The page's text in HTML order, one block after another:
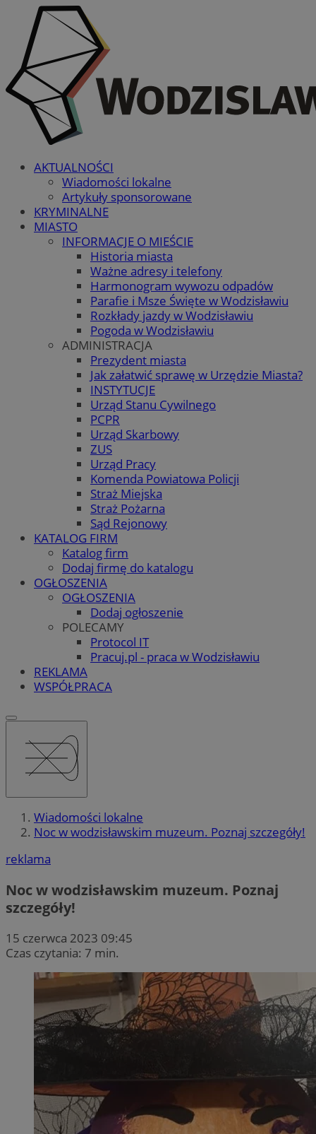
AKTUALNOŚCI
Wiadomości lokalne
Artykuły sponsorowane
KRYMINALNE
MIASTO
INFORMACJE O MIEŚCIE
Historia miasta
Ważne adresy i telefony
Harmonogram wywozu odpadów
Parafie i Msze Święte w Wodzisławiu
Rozkłady jazdy w Wodzisławiu
Pogoda w Wodzisławiu
ADMINISTRACJA
Prezydent miasta
Jak załatwić sprawę w Urzędzie Miasta?
INSTYTUCJE
Urząd Stanu Cywilnego
PCPR
Urząd Skarbowy
ZUS
Urząd Pracy
Komenda Powiatowa Policji
Straż Miejska
Straż Pożarna
Sąd Rejonowy
KATALOG FIRM
Katalog firm
Dodaj firmę do katalogu
OGŁOSZENIA
OGŁOSZENIA
Dodaj ogłoszenie
POLECAMY
Protocol IT
Pracuj.pl - praca w Wodzisławiu
REKLAMA
WSPÓŁPRACA
Wiadomości lokalne
Noc w wodzisławskim muzeum. Poznaj szczegóły!
reklama
Noc w wodzisławskim muzeum. Poznaj
szczegóły!
15 czerwca 2023 09:45
Czas czytania: 7 min.